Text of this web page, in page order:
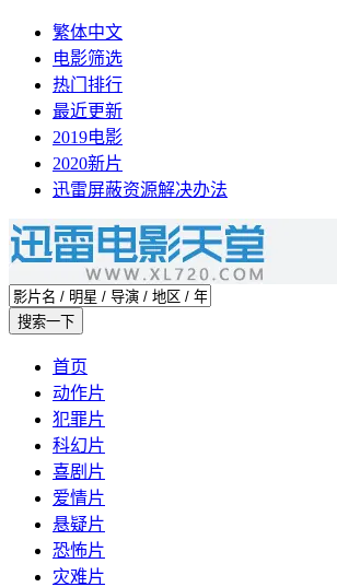
繁体中文
电影筛选
热门排行
最近更新
2019电影
2020新片
迅雷屏蔽资源解决办法
首页
动作片
犯罪片
科幻片
喜剧片
爱情片
悬疑片
恐怖片
灾难片